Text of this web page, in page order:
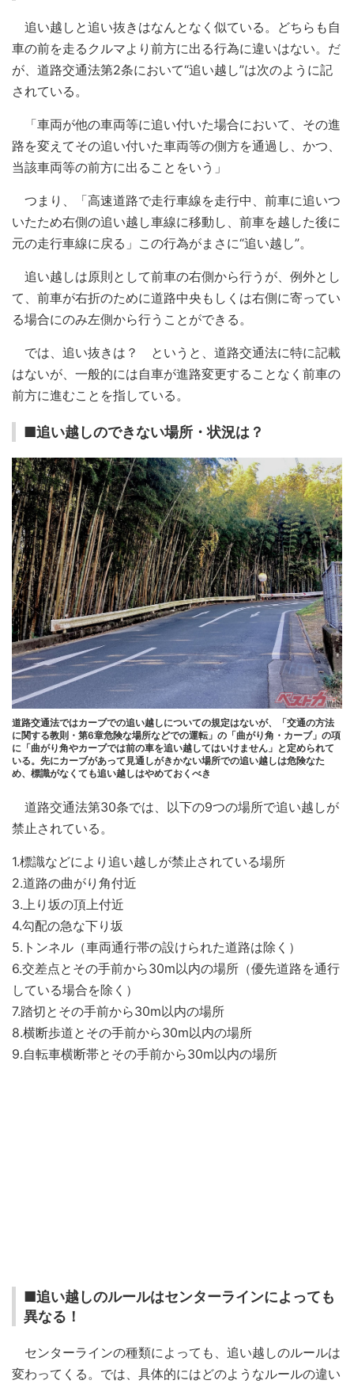
追い越しと追い抜きはなんとなく似ている。どちらも自
車の前を走るクルマより前方に出る行為に違いはない。だ
が、道路交通法第2条において“追い越し”は次のように記
されている。
「車両が他の車両等に追い付いた場合において、その進
路を変えてその追い付いた車両等の側方を通過し、かつ、
当該車両等の前方に出ることをいう」
つまり、「高速道路で走行車線を走行中、前車に追いつ
いたため右側の追い越し車線に移動し、前車を越した後に
元の走行車線に戻る」この行為がまさに“追い越し”。
追い越しは原則として前車の右側から行うが、例外とし
て、前車が右折のために道路中央もしくは右側に寄ってい
る場合にのみ左側から行うことができる。
では、追い抜きは？ というと、道路交通法に特に記載
はないが、一般的には自車が進路変更することなく前車の
前方に進むことを指している。
■追い越しのできない場所・状況は？
道路交通法ではカーブでの追い越しについての規定はないが、「交通の方法
に関する教則・第6章危険な場所などでの運転」の「曲がり角・カーブ」の項
に「曲がり角やカーブでは前の車を追い越してはいけません」と定められて
いる。先にカーブがあって見通しがきかない場所での追い越しは危険なた
め、標識がなくても追い越しはやめておくべき
道路交通法第30条では、以下の9つの場所で追い越しが
禁止されている。
1.標識などにより追い越しが禁止されている場所
2.道路の曲がり角付近
3.上り坂の頂上付近
4.勾配の急な下り坂
5.トンネル（車両通行帯の設けられた道路は除く）
6.交差点とその手前から30m以内の場所（優先道路を通行
している場合を除く）
7.踏切とその手前から30m以内の場所
8.横断歩道とその手前から30m以内の場所
9.自転車横断帯とその手前から30m以内の場所
■追い越しのルールはセンターラインによっても
異なる！
センターラインの種類によっても、追い越しのルールは
変わってくる。では、具体的にはどのようなルールの違い